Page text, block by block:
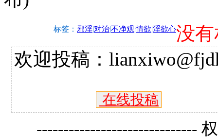
标签： 邪淫|对治|不净观|情欲|淫欲心没
欢迎投稿：
在线投稿
------------------------------